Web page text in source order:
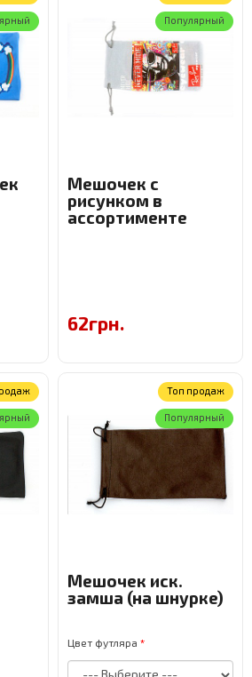
Популярный
Мешочек с
рисунком в
ассортименте
62грн.
Топ продаж
Популярный
Мешочек иск.
замша (на шнурке)
Цвет футляра